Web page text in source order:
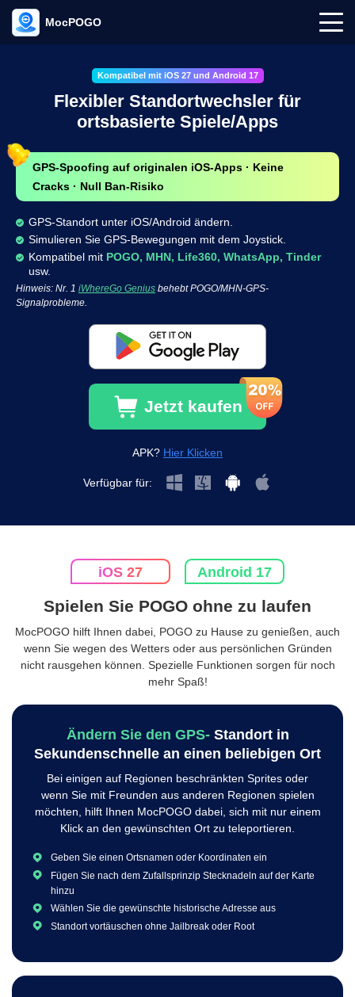
MocPOGO
Kompatibel mit iOS 27 und Android 17
Flexibler Standortwechsler für
ortsbasierte Spiele/Apps
GPS-Spoofing auf originalen iOS-Apps · Keine
Cracks · Null Ban-Risiko
GPS-Standort unter iOS/Android ändern.
Simulieren Sie GPS-Bewegungen mit dem Joystick.
Kompatibel mit POGO, MHN, Life360, WhatsApp, Tinder
usw.
Hinweis: Nr. 1 iWhereGo Genius behebt POGO/MHN-GPS-
Signalprobleme.
Jetzt kaufen
APK? Hier Klicken
Verfügbar für:
iOS 27 Android 17
Spielen Sie POGO ohne zu laufen
MocPOGO hilft Ihnen dabei, POGO zu Hause zu genießen, auch
wenn Sie wegen des Wetters oder aus persönlichen Gründen
nicht rausgehen können. Spezielle Funktionen sorgen für noch
mehr Spaß!
Ändern Sie den GPS-Standort in
Sekundenschnelle an einen beliebigen Ort
Bei einigen auf Regionen beschränkten Sprites oder
wenn Sie mit Freunden aus anderen Regionen spielen
möchten, hilft Ihnen MocPOGO dabei, sich mit nur einem
Klick an den gewünschten Ort zu teleportieren.
Geben Sie einen Ortsnamen oder Koordinaten ein
Fügen Sie nach dem Zufallsprinzip Stecknadeln auf der Karte
hinzu
Wählen Sie die gewünschte historische Adresse aus
Standort vortäuschen ohne Jailbreak oder Root